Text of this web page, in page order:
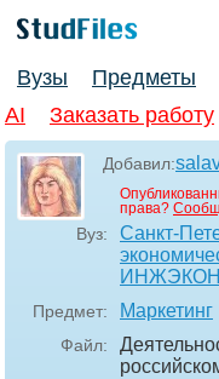
Вузы Предметы
AI
Заказать работу
Добавил:
права?
Вуз:
Санкт-
Предмет: Маркетинг
Файл: